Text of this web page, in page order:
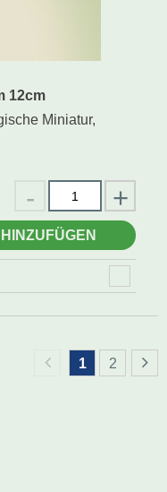
12cm
Miniatur,
1
2